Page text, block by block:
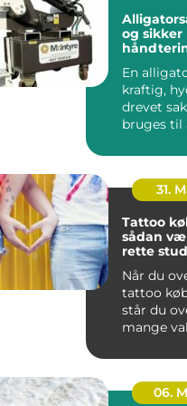
Alligatorsaks
og sikker
En
kraftig,
drevet
bruges til
31.
Tattoo
sådan
rette
Når du
tattoo
står du
mange
niche-
06.